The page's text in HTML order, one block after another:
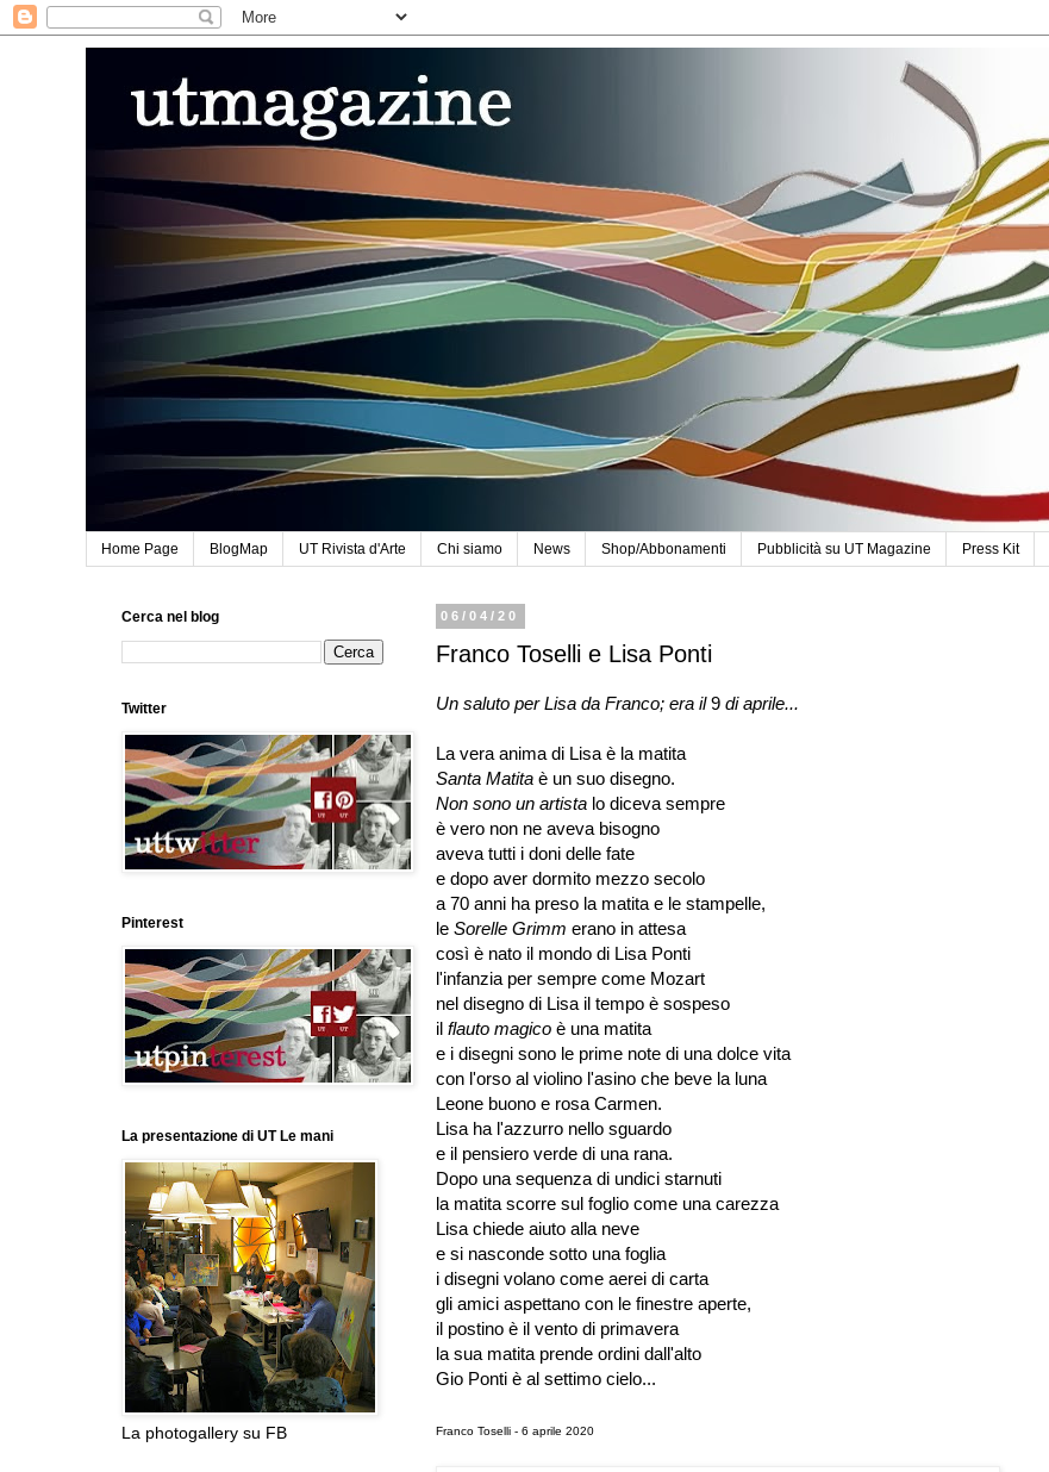
Home Page BlogMap UT Rivista d'Arte Chi siamo News Shop/Abbonamenti Pubblicità su UT Magazine Press Kit
06/04/20
Franco Toselli e Lisa Ponti
Un saluto per Lisa da Franco; era il9 diaprile...
La vera anima di Lisa è la matita
Santa Matita è un suo disegno.
Non sono un artista lo diceva sempre
è vero non ne aveva bisogno
aveva tutti i doni delle fate
e dopo aver dormito mezzo secolo
a 70 anni ha preso la matita e le stampelle,
le Sorelle Grimm erano in attesa
così è nato il mondo di Lisa Ponti
l'infanzia per sempre come Mozart
nel disegno di Lisa il tempo è sospeso
il flauto magico è una matita
e i disegni sono le prime note di una dolce vita
con l'orso al violino l'asino che beve la luna
Leone buono e rosa Carmen.
Lisa ha l'azzurro nello sguardo
e il pensiero verde di una rana.
Dopo una sequenza di undici starnuti
la matita scorre sul foglio come una carezza
Lisa chiede aiuto alla neve
e si nasconde sotto una foglia
i disegni volano come aerei di carta
gli amici aspettano con le finestre aperte,
il postino è il vento di primavera
la sua matita prende ordini dall'alto
Gio Ponti è al settimo cielo...
Franco Toselli - 6 aprile 2020
Cerca nel blog
Twitter
Pinterest
La presentazione di UT Le mani
La photogallery su FB